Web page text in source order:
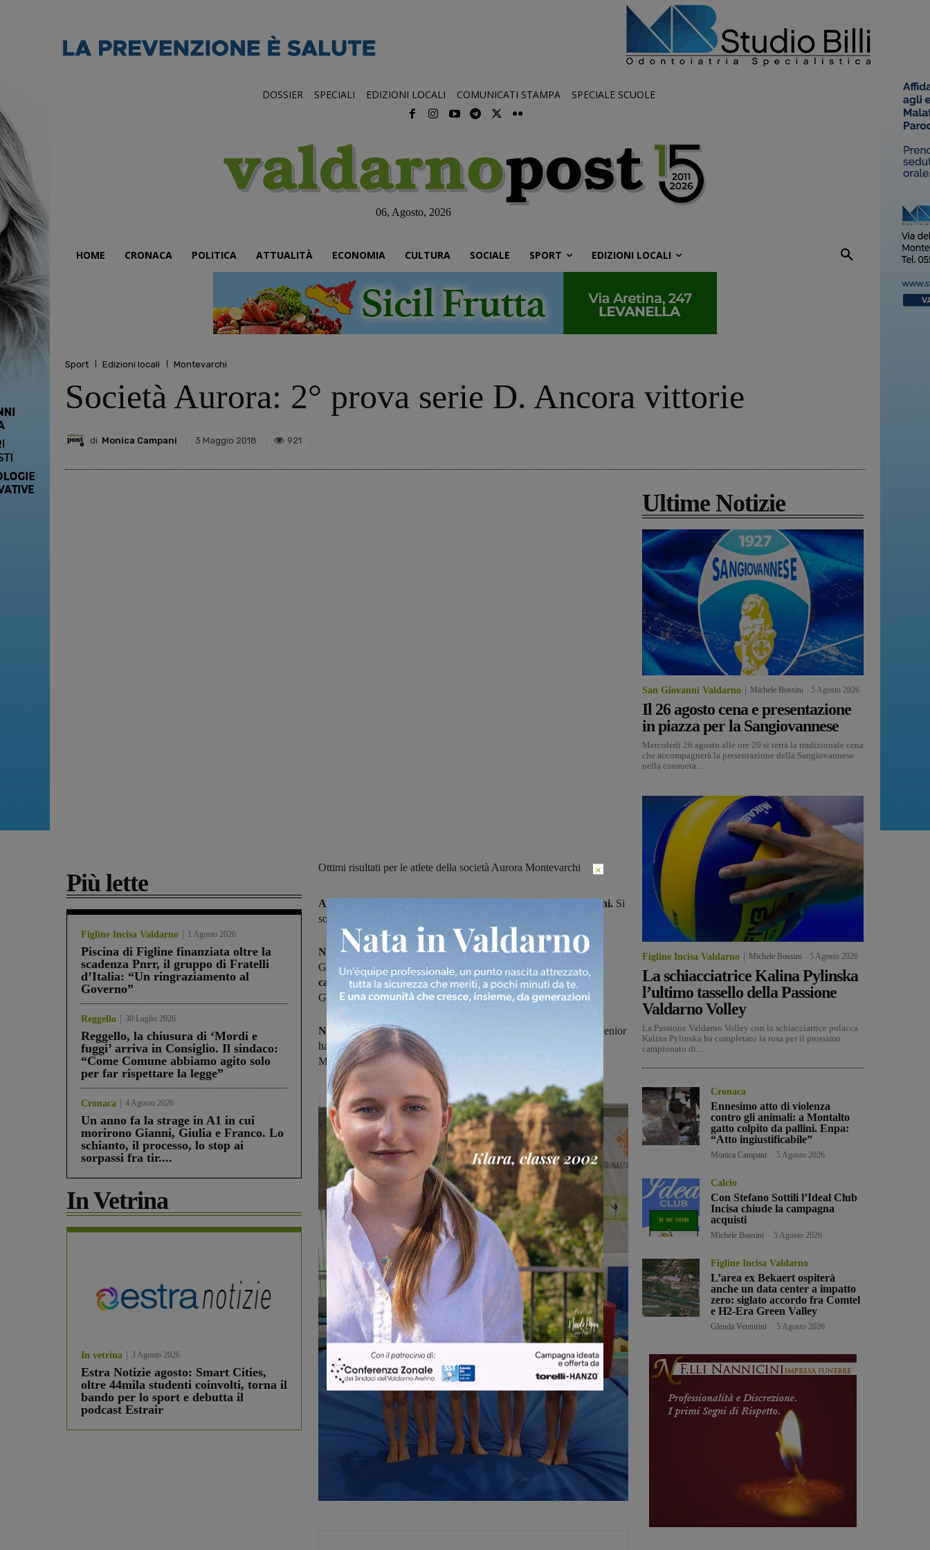
DOSSIER SPECIALI EDIZIONI LOCALI COMUNICATI STAMPA SPECIALE SCUOLE
06, Agosto, 2026
HOME CRONACA POLITICA ATTUALITÀ ECONOMIA CULTURA SOCIALE SPORT EDIZIONI LOCALI
Sport Edizioni locali Montevarchi
Società Aurora: 2° prova serie D. Ancora vittorie
di Monica Campani 3 Maggio 2018 921
Più lette
Figline Incisa Valdarno 1 Agosto 2026
Piscina di Figline finanziata oltre la
scadenza Pnrr, il gruppo di Fratelli
d’Italia: “Un ringraziamento al
Governo”
Reggello 30 Luglio 2026
Reggello, la chiusura di ‘Mordi e
fuggi’ arriva in Consiglio. Il sindaco:
“Come Comune abbiamo agito solo
per far rispettare la legge”
Cronaca 4 Agosto 2026
Un anno fa la strage in A1 in cui
morirono Gianni, Giulia e Franco. Lo
schianto, il processo, lo stop ai
sorpassi fra tir....
In Vetrina
In vetrina 3 Agosto 2026
Estra Notizie agosto: Smart Cities,
oltre 44mila studenti coinvolti, torna il
bando per lo sport e debutta il
podcast Estrair
Ottimi risultati per le atlete della società Aurora Montevarchi
Ancora risultati lusinghieri per la Società Aurora Montevarchi. Si
sono svolte, infatti a Montevarchi le seconde prove Serie D.
Nella categoria Junior e Senior hanno vintoAsia Fanzi, Giada
Grazzini, Fatmira Hallulli, Sofia Mannini e Gaia Mosci.Nella
categoria Allieve 1° classificateIlsa Fejzaj, Viola Gatti, Asia
Guivizzani, Chiara Parigi e Giulia Zannoli.
Nella 2° prova serie D categorie LC E LB,
categoria Junior e Senior
hanno partecipato Clarissa Fabbrini, Carlotta Giarelli, Chiara
Mannucci e Ginevra Mosci vincendo di 2 punti dalla 2°.
Ultime Notizie
San Giovanni Valdarno Michele Bossini 5 Agosto 2026
Il 26 agosto cena e presentazione
in piazza per la Sangiovannese
Mercoledì 26 agosto alle ore 20 si terrà la tradizionale cena
che accompagnerà la presentazione della Sangiovannese
nella consueta...
Figline Incisa Valdarno Michele Bossini 5 Agosto 2026
La schiacciatrice Kalina Pylinska
l’ultimo tassello della Passione
Valdarno Volley
La Passione Valdarno Volley con la schiacciatrice polacca
Kalina Pylinska ha completato la rosa per il prossimo
campionato di...
Cronaca
Ennesimo atto di violenza
contro gli animali: a Montalto
gatto colpito da pallini. Enpa:
“Atto ingiustificabile”
Monica Campani 5 Agosto 2026
Calcio
Con Stefano Sottili l’Ideal Club
Incisa chiude la campagna
acquisti
Michele Bossini 5 Agosto 2026
Figline Incisa Valdarno
L’area ex Bekaert ospiterà
anche un data center a impatto
zero: siglato accordo fra Comtel
e H2-Era Green Valley
Glenda Venturini 5 Agosto 2026
×